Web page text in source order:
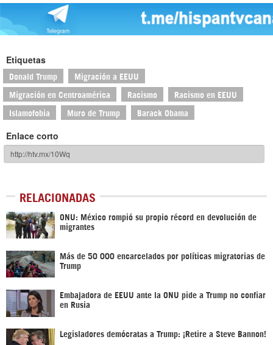
Etiquetas
Donald Trump Migración a EEUU
Migración en Centroamérica Racismo Racismo en EEUU
Islamofobia Muro de Trump Barack Obama
Enlace corto
RELACIONADAS
ONU: México rompió su propio récord en devolución de
migrantes
Más de 50 000 encarcelados por políticas migratorias de
Trump
Embajadora de EEUU ante la ONU pide a Trump no confiar
en Rusia
Legisladores demócratas a Trump: ¡Retire a Steve Bannon!